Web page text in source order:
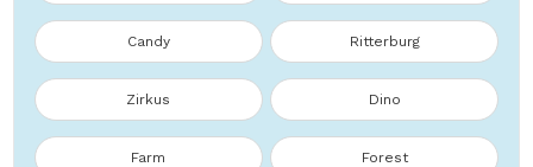
Candy Ritterburg
Zirkus Dino
Farm Forest